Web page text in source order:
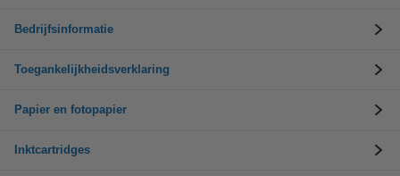
Bedrijfsinformatie
Toegankelijkheidsverklaring
Papier en fotopapier
Inktcartridges